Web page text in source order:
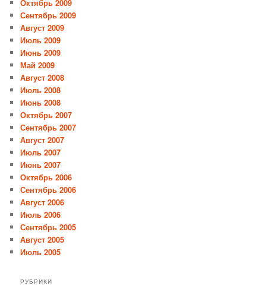
Октябрь 2009
Сентябрь 2009
Август 2009
Июль 2009
Июнь 2009
Май 2009
Август 2008
Июль 2008
Июнь 2008
Октябрь 2007
Сентябрь 2007
Август 2007
Июль 2007
Июнь 2007
Октябрь 2006
Сентябрь 2006
Август 2006
Июль 2006
Сентябрь 2005
Август 2005
Июль 2005
РУБРИКИ